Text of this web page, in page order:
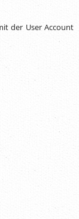
der User Account